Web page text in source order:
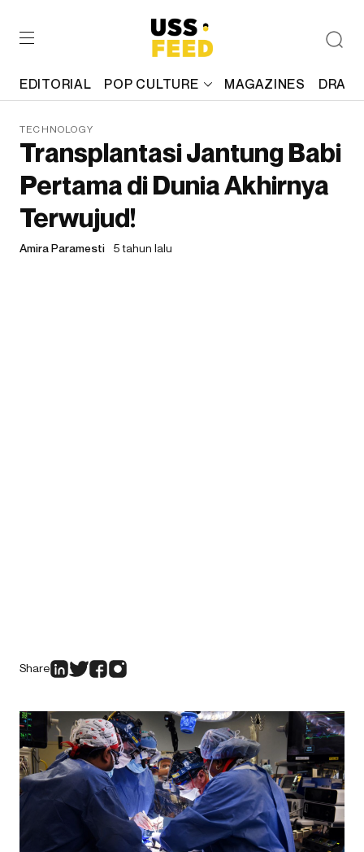
EDITORIAL POP CULTURE MAGAZINES
TECHNOLOGY
Transplantasi Jantung Babi
Pertama di Dunia Akhirnya
Terwujud!
Amira Paramesti 5 tahun lalu
Share